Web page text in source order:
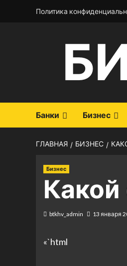
Политика
Банки Бизнес
ГЛАВНАЯ БИЗНЕС
Бизнес
btkhv_admin 13 января
«`html